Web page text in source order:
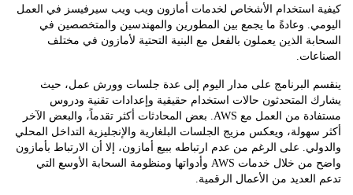
استخدام الأشخاص لخدمات أمازون ويب ويب سيرفيسز في العمل
وعادةً ما يجمع بين المطورين والمهندسين والمتخصصين في
الذين يعملون بالفعل مع البنية التحتية لأمازون في مختلف
البرنامج على مدار اليوم إلى عدة جلسات وورش عمل، حيث
المتحدثون حالات استخدام حقيقية وإعدادات تقنية ودروس
مستفادة من العمل مع AWS. بعض المحادثات أكثر تقدماً، والبعض الآخر
ويعكس مزيج الجلسات البلغارية والإنجليزية التداخل المحلي
على الرغم من عدم ارتباطه ببيع أمازون، إلا أن الارتباط بأمازون
واضح من خلال خدمات AWS وأدواتها ومنظومة السحابة الأوسع التي
من الأعمال الرقمية.